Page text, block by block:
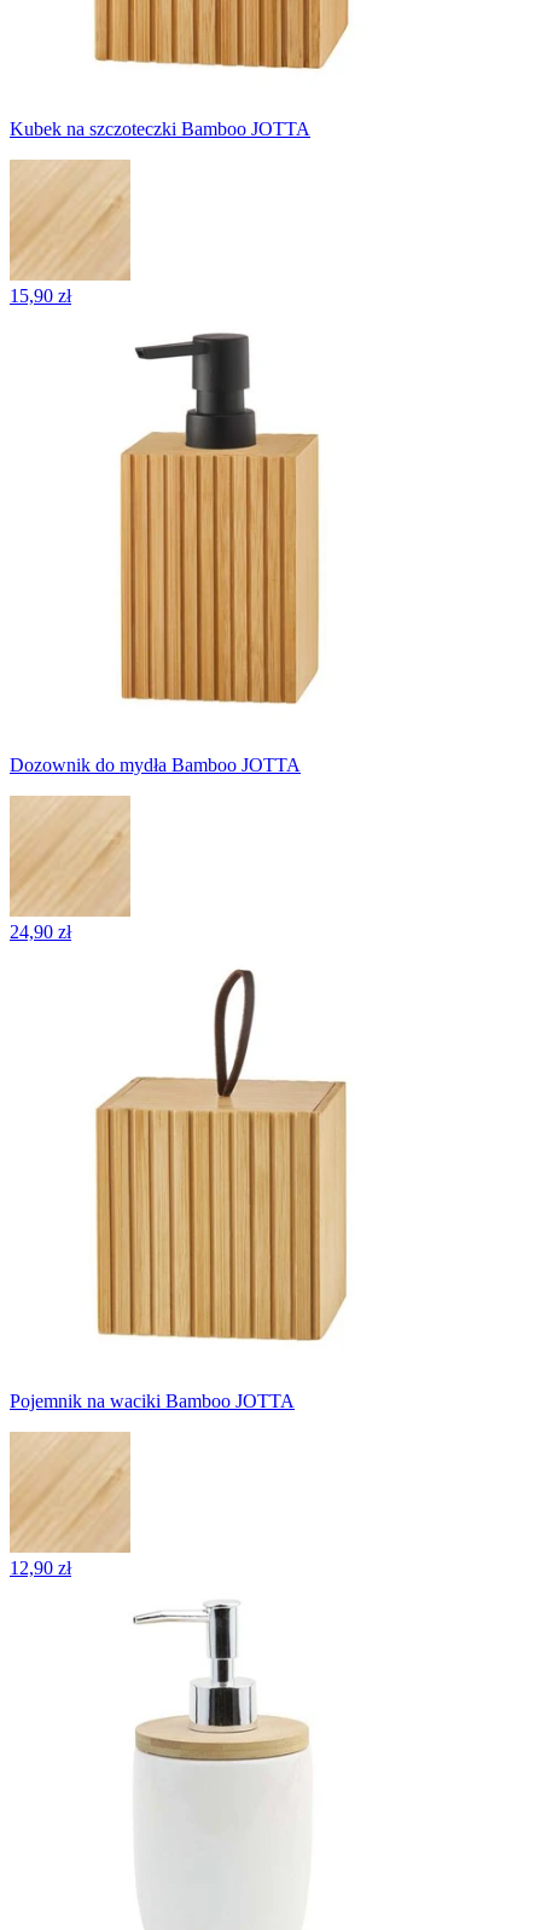
Kubek na szczoteczki Bamboo JOTTA
15,90 zł
Dozownik do mydła Bamboo JOTTA
24,90 zł
Pojemnik na waciki Bamboo JOTTA
12,90 zł